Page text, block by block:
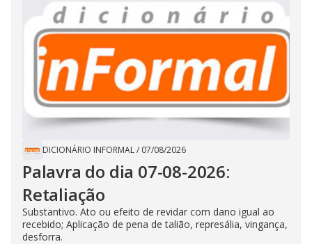
DICIONÁRIO INFORMAL/ 07/08/2026
Palavra do dia 07-08-2026:
Retaliação
Substantivo. Ato ou efeito de revidar com dano igual ao
recebido; Aplicação de pena de talião, represália, vingança,
desforra.